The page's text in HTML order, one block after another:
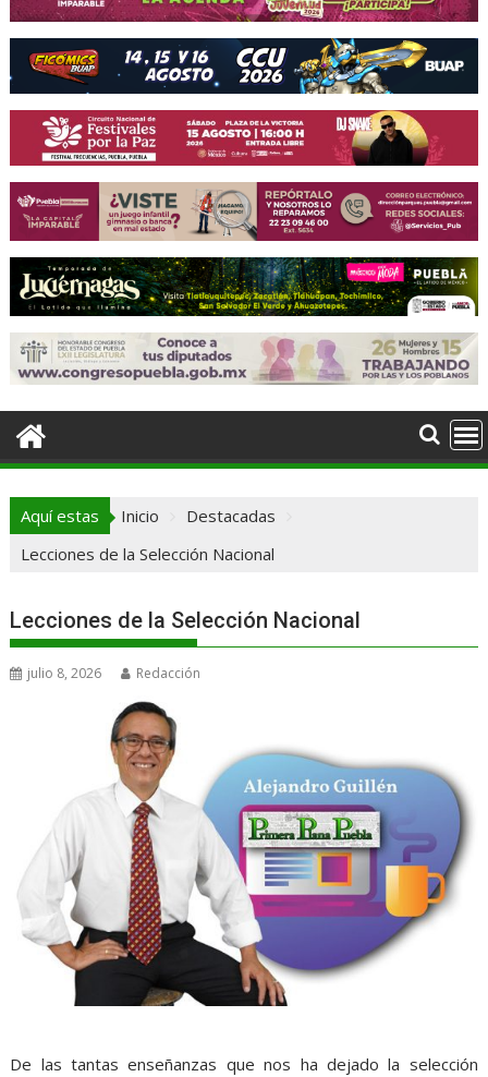
Aquí estas Inicio
Destacadas
Lecciones de la Selección Nacional
Lecciones de la Selección Nacional
julio 8, 2026 Redacción
De las tantas enseñanzas que nos ha dejado la selección